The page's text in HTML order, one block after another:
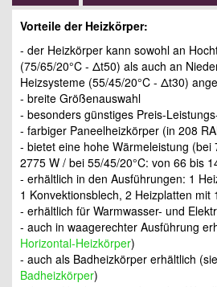
Vorteile der Heizkörper:
- der Heizkörper kann sowohl an
(75/65/20°C - Δt50) als auch an
Heizsysteme (55/45/20°C - Δt30)
- breite Größenauswahl
- besonders günstiges Preis-
- farbiger Paneelheizkörper (in 208
- bietet eine hohe Wärmeleistung (bei
2775 W / bei 55/45/20°C: von 66 bis
- erhältlich in den Ausführungen: 1
1 Konvektionsblech, 2 Heizplatten mit
- erhältlich für Warmwasser- und
- auch in waagerechter Ausführung
Horizontal-Heizkörper)
- auch als Badheizkörper erhältlich
Badheizkörper)